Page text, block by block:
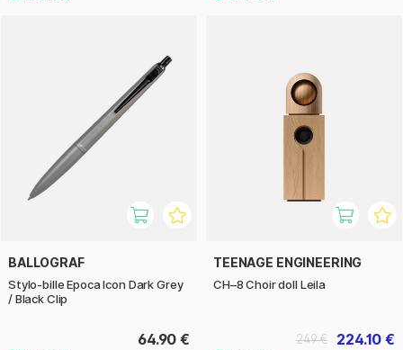
BALLOGRAF
Stylo-bille Epoca Icon Dark Grey
/ Black Clip
64.90 €
TEENAGE ENGINEERING
CH–8 Choir doll Leila
224.10 €
249 €